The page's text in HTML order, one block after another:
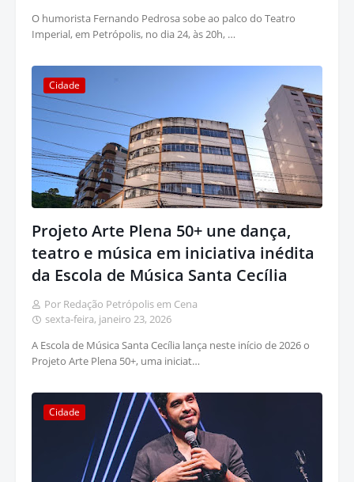
O humorista Fernando Pedrosa sobe ao palco do Teatro
Imperial, em Petrópolis, no dia 24, às 20h, …
Cidade
Projeto Arte Plena 50+ une dança,
teatro e música em iniciativa inédita
da Escola de Música Santa Cecília
Por Redação Petrópolis em Cena
sexta-feira, janeiro 23, 2026
A Escola de Música Santa Cecília lança neste início de 2026 o
Projeto Arte Plena 50+, uma iniciat…
Cidade